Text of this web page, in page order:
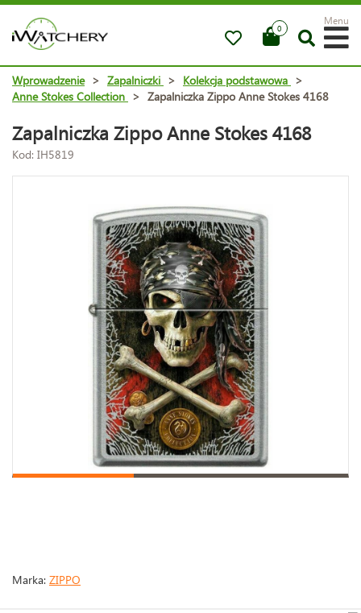
0
Menu
Wprowadzenie > Zapalniczki > Kolekcja podstawowa >
Anne Stokes Collection > Zapalniczka Zippo Anne Stokes 4168
Zapalniczka Zippo Anne Stokes 4168
Kod: IH5819
Marka: ZIPPO